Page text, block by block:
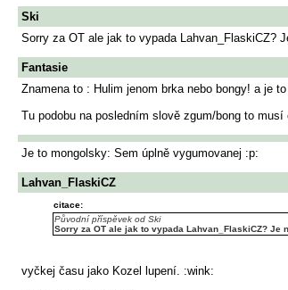
Ski
Sorry za OT ale jak to vypada Lahvan_FlaskiCZ?
Fantasie
Znamena to : Hulim jenom brka nebo bongy! a je
Tu podobu na posledním slově zgum/bong to
Je to mongolsky: Sem úplně vygumovanej :p:
Lahvan_FlaskiCZ
citace:
Původní příspěvek od Ski
Sorry za OT ale jak to vypada Lahvan_FlaskiCZ? Je
vyčkej času jako Kozel lupení. :wink: